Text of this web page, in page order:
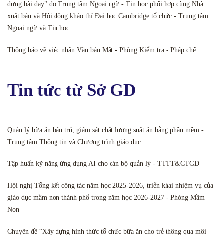
dựng bài dạy" do Trung tâm Ngoại ngữ - Tin học phối hợp cùng Nhà
xuất bản và Hội đồng khảo thí Đại học Cambridge tổ chức - Trung tâm
Ngoại ngữ và Tin học
Thông báo về việc nhận Văn bản Mật - Phòng Kiểm tra - Pháp chế
Tin tức từ Sở GD
Quản lý bữa ăn bán trú, giám sát chất lượng suất ăn bằng phần mềm -
Trung tâm Thông tin và Chương trình giáo dục
Tập huấn kỹ năng ứng dụng AI cho cán bộ quản lý - TTTT&CTGD
Hội nghị Tổng kết công tác năm học 2025-2026, triển khai nhiệm vụ của
giáo dục mầm non thành phố trong năm học 2026-2027 - Phòng Mầm
Non
Chuyên đề “Xây dựng hình thức tổ chức bữa ăn cho trẻ thông qua môi